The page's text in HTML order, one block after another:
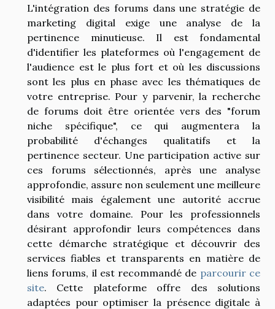
L'intégration des forums dans une stratégie de
marketing digital exige une analyse de la
pertinence minutieuse. Il est fondamental
d'identifier les plateformes où l'engagement de
l'audience est le plus fort et où les discussions
sont les plus en phase avec les thématiques de
votre entreprise. Pour y parvenir, la recherche
de forums doit être orientée vers des "forum
niche spécifique", ce qui augmentera la
probabilité d'échanges qualitatifs et la
pertinence secteur. Une participation active sur
ces forums sélectionnés, après une analyse
approfondie, assure non seulement une meilleure
visibilité mais également une autorité accrue
dans votre domaine. Pour les professionnels
désirant approfondir leurs compétences dans
cette démarche stratégique et découvrir des
services fiables et transparents en matière de
liens forums, il est recommandé de parcourir ce
site. Cette plateforme offre des solutions
adaptées pour optimiser la présence digitale à